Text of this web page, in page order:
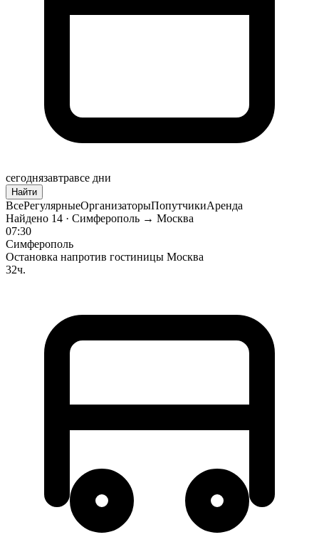
сегоднязавтравсе дни
Найти
ВсеРегулярныеОрганизаторыПопутчикиАренда
Найдено 14 · Симферополь → Москва
07:30
Симферополь
Остановка напротив гостиницы Москва
32ч.